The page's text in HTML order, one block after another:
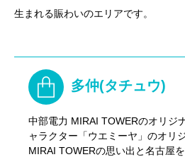
生まれる賑わいのエリアです。
多仲(タチュウ)
中部電力 MIRAI TOWERのオリジ
ャラクター「ウエミーヤ」のオリ
MIRAI TOWERの思い出と名古屋